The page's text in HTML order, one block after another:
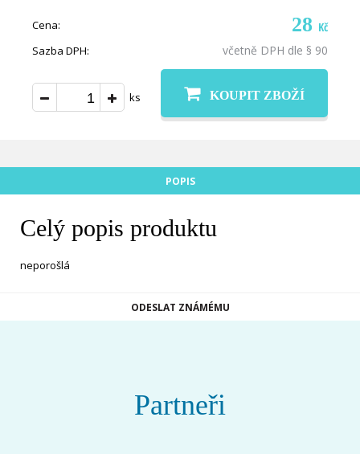
Cena: 28 Kč
Sazba DPH: včetně DPH dle § 90
ks KOUPIT ZBOŽÍ
POPIS
Celý popis produktu
neporošlá
ODESLAT ZNÁMÉMU
Partneři